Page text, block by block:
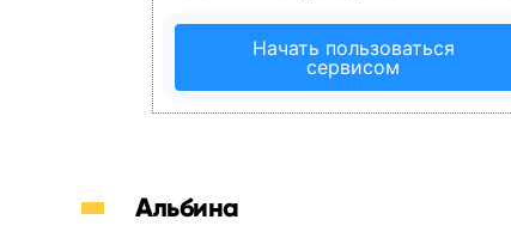
Начать пользоваться
сервисом
Альбина